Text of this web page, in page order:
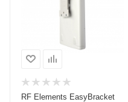
RF Elements EasyBracket